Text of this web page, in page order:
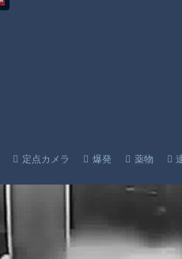
定点カメラ 爆発 薬物